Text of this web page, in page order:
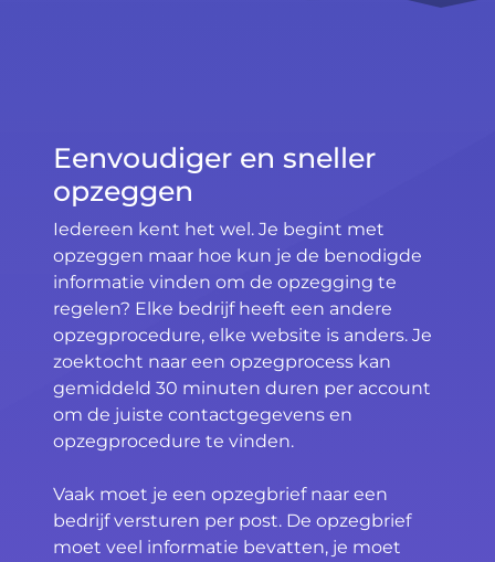
Eenvoudiger en sneller
opzeggen
Iedereen kent het wel. Je begint met
opzeggen maar hoe kun je de benodigde
informatie vinden om de opzegging te
regelen? Elke bedrijf heeft een andere
opzegprocedure, elke website is anders. Je
zoektocht naar een opzegprocess kan
gemiddeld 30 minuten duren per account
om de juiste contactgegevens en
opzegprocedure te vinden.
Vaak moet je een opzegbrief naar een
bedrijf versturen per post. De opzegbrief
moet veel informatie bevatten, je moet